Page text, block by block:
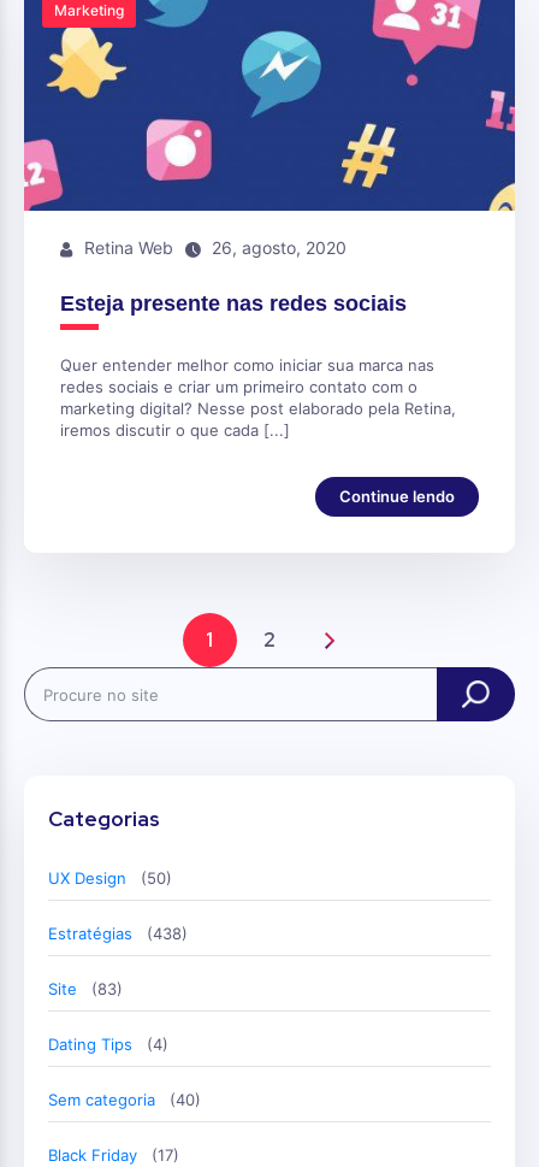
Marketing
Retina Web 26, agosto, 2020
Esteja presente nas redes sociais
Quer entender melhor como iniciar sua marca nas
redes sociais e criar um primeiro contato com o
marketing digital? Nesse post elaborado pela Retina,
iremos discutir o que cada [...]
Continue lendo
1 2
Search
Categorias
UX Design (50)
Estratégias (438)
Site (83)
Dating Tips (4)
Sem categoria (40)
Black Friday (17)